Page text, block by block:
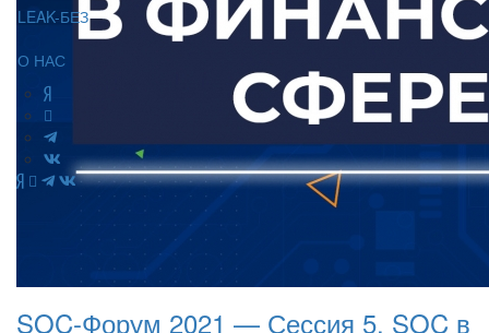
LEAK-БЕЗ
О НАС
SOC-Форум 2021 — Сессия 5. SOC в